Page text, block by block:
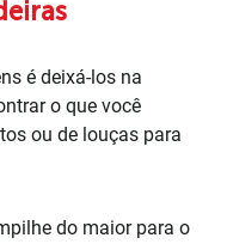
é deixá-los na
o que você
ou de louças para
do maior para o